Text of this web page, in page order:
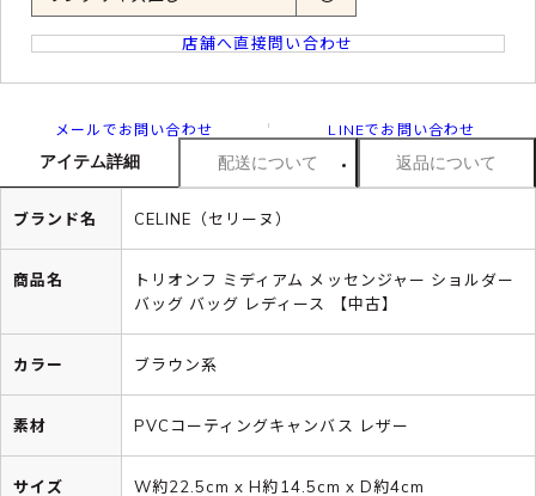
店舗へ直接問い合わせ
メールでお問い合わせ LINEでお問い合わせ
アイテム詳細 配送について 返品について
ブランド名 CELINE（セリーヌ）
商品名
トリオンフ ミディアム メッセンジャー ショルダー
バッグ バッグ レディース 【中古】
カラー ブラウン系
素材 PVCコーティングキャンバス レザー
サイズ
W約22.5cm x H約14.5cm x D約4cm